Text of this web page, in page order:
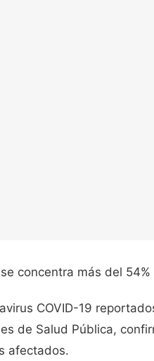
concentra más del
COVID-19
de Salud Pública,
afectados.